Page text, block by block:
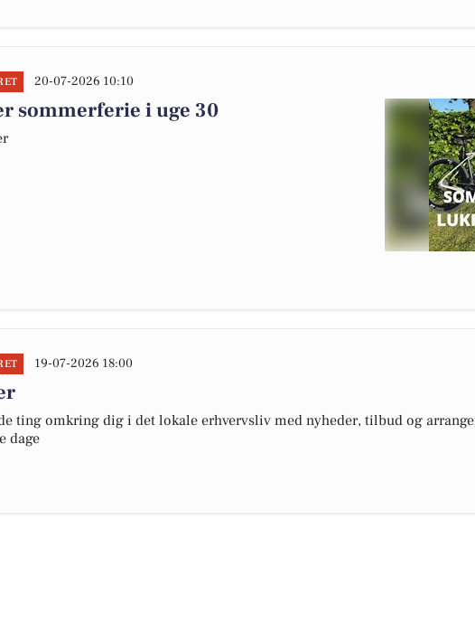
20-07-2026 10:10
sommerferie i uge 30
19-07-2026 18:00
ting omkring dig i det lokale erhvervsliv med nyheder, tilbud og
dage